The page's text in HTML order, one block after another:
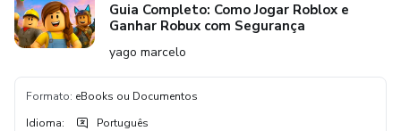
Guia Completo: Como Jogar Roblox e
Ganhar Robux com Segurança
yago marcelo
Formato: eBooks ou Documentos
Idioma: Português